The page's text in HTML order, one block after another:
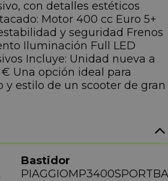
con detalles estéticos
Motor 400 cc Euro 5+
y seguridad Frenos
Iluminación Full LED
Incluye: Unidad nueva a
Una opción ideal para
estilo de un scooter de gran
Bastidor